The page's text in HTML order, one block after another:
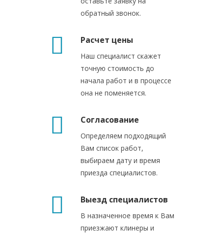
обратный звонок.
Расчет цены
Наш специалист скажет
точную стоимость до
начала работ и в процессе
она не поменяется.
Согласование
Определяем подходящий
Вам список работ,
выбираем дату и время
приезда специалистов.
Выезд специалистов
В назначенное время к Вам
приезжают клинеры и